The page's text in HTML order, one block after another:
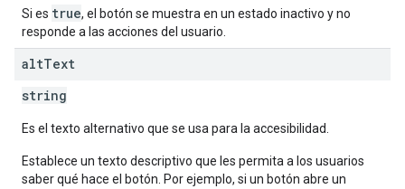
Si es true, el botón se muestra en un estado inactivo y no
responde a las acciones del usuario.
altText
string
Es el texto alternativo que se usa para la accesibilidad.
Establece un texto descriptivo que les permita a los usuarios
saber qué hace el botón. Por ejemplo, si un botón abre un